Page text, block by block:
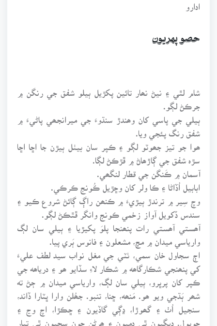
ادارو
حصو پهريون
شام لٿي ۽ نيڻ نھار تائين پکڙيل ٻيلو شفق جي رنگن ۾
جرڪڻ لڳو.
ٻيلي جي پاسي کان وھندڙ سنڌوءَ جي ميرانجھي پاڻيءَ ۾
شفق رنگ پئجي ويا.
ھوا جو تيز جھوٽو لڳو ۽ ڪپر سان بيٺل ٻيڙن جا اڇا اڇا
سڙہ شفق جي ڳاڙھاڻ ۾ ڦڙڪڻ لڳا.
آسمان ۾ ڪَنگن جي قطار لنگھي.
ابابيل اُڏاڻا ۽ ڪا ولر کان وڇڙيل ڪُونج ڪرڪي.
وچ سِير ۾ ترندڙ ٻيڙيءَ ۾ ڪنھن راڳ ڳائڻ شروع ڪيو ۽
سندس ڏکويل آواز زخمي ڪونج وانگر ڦٿڪڻ لڳو.
آھستي آھستي رات پنھنجا پلوَ پکيڙيا ۽ ٻيلي سان لڳ
وارياسي ميدان ۾ مچ، مشعلون ۽ فانوس ٻَري پيا.
اڄ سجاول خان سمي، ٺٽي جي مغل نواب سيد لطف عليءَ
کي پنھنجي شڪارگاھه ۾ شڪار لاءِ سڏايو ھو ۽ درياھه جي
ڪپر کان پرڀرو، ٻيلي سان لڳ، وارياسي ميدان ۾ ڄڻ ته
شھر ٻَڌجي ويو ھو. مَنھه، ڇنا، تنبو. جھُلن وارا ڀٽارا ڏاند،
سنجيل اُٺ ۽ گھوڙا، ڍڳي گاڏيون ۽ ڇڪڙا، اچ وڃ ۽
چوٻول. ديڳيون ٿي دميون ۽ ھرڻن جون سجيون ٿي تيار